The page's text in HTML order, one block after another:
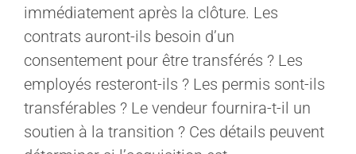
immédiatement après la clôture. Les
contrats auront-ils besoin d’un
consentement pour être transférés ? Les
employés resteront-ils ? Les permis sont-ils
transférables ? Le vendeur fournira-t-il un
soutien à la transition ? Ces détails peuvent